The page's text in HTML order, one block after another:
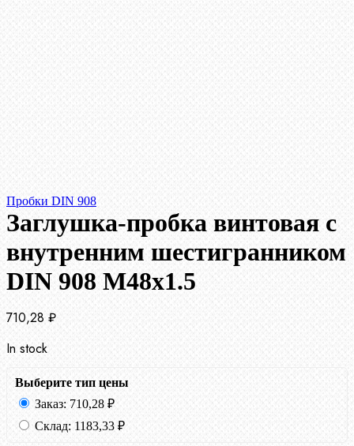
Пробки DIN 908
Заглушка-пробка винтовая с
внутренним шестигранником
DIN 908 М48х1.5
710,28 ₽
In stock
Выберите тип цены
Заказ: 710,28 ₽
Склад: 1183,33 ₽